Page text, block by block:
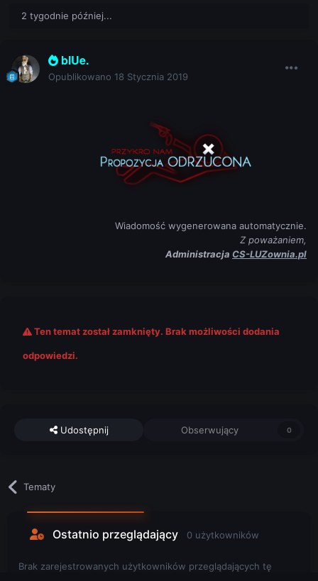
2 tygodnie później...
blUe.
Opublikowano 18 Stycznia 2019
Wiadomość wygenerowana automatycznie.
Z poważaniem,
Administracja CS-LUZownia.pl
Ten temat został zamknięty. Brak możliwości dodania
odpowiedzi.
Udostępnij Obserwujący 0
Tematy
Ostatnio przeglądający 0 użytkowników
Brak zarejestrowanych użytkowników przeglądających tę